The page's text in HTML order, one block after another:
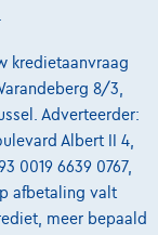
kredietaanvraag
8/3,
Adverteerder:
Albert II 4,
0019 6639 0767,
afbetaling valt
meer bepaald